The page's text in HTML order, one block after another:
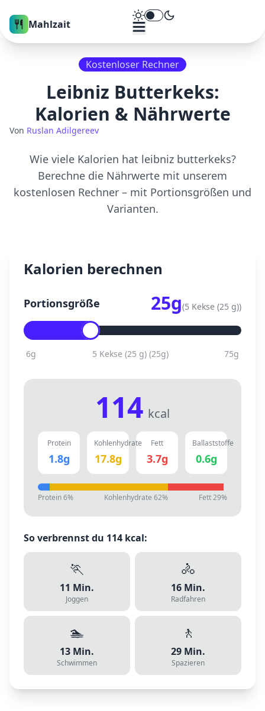
Mahlzait Theme umschalten
Kostenloser Rechner
Leibniz Butterkeks:
Kalorien & Nährwerte
Von Ruslan Adilgereev
Wie viele Kalorien hat leibniz butterkeks?
Berechne die Nährwerte mit unserem
kostenlosen Rechner – mit Portionsgrößen und
Varianten.
Kalorien berechnen
Portionsgröße 25g(5 Kekse (25 g))
6g 5 Kekse (25 g)(25g) 75g
114 kcal
Protein
1.8g
Kohlenhydrate
17.8g
Fett
3.7g
Ballaststoffe
0.6g
Protein6% Kohlenhydrate 62% Fett29%
So verbrennst du 114 kcal:
🏃
11 Min.
Joggen
🚴
16 Min.
Radfahren
🏊
13 Min.
Schwimmen
🚶
29 Min.
Spazieren